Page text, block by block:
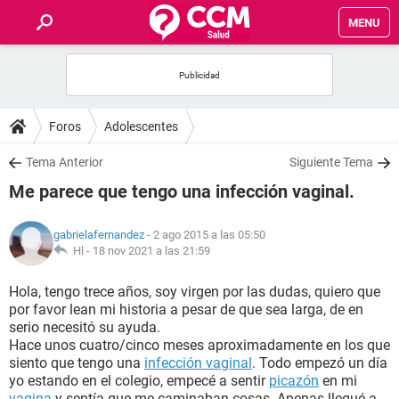
MENU
FOROS
SALUD
FAMILIA
NUTRICIÓN
BIENESTAR
SEXUALIDAD
GLOSARIO
Foros Adolescentes
Tema Anterior Siguiente Tema
Me parece que tengo una infección vaginal.
gabrielafernandez - 2 ago 2015 a las 05:50
Hl - 18 nov 2021 a las 21:59
Hola, tengo trece años, soy virgen por las dudas, quiero que
por favor lean mi historia a pesar de que sea larga, de en
serio necesitó su ayuda.
Hace unos cuatro/cinco meses aproximadamente en los que
siento que tengo una infección vaginal. Todo empezó un día
yo estando en el colegio, empecé a sentir picazón en mi